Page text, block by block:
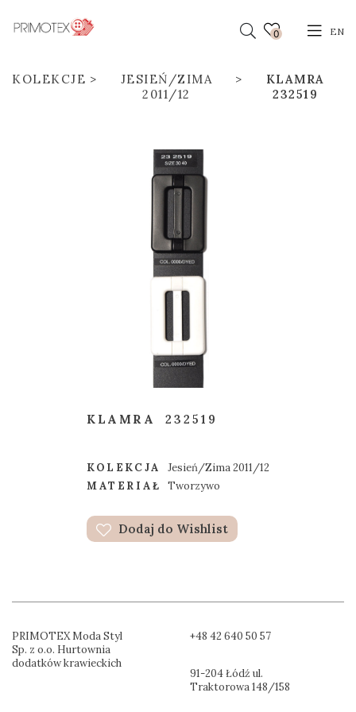
0 EN
KOLEKCJE
JESIEŃ/ZIMA
2011/12
KLAMRA
232519
KLAMRA 232519
KOLEKCJA
Jesień/Zima 2011/12
MATERIAŁ
Tworzywo
Dodaj do Wishlist
PRIMOTEX Moda Styl
Sp. z o.o. Hurtownia
dodatków krawieckich
+48 42 640 50 57
91-204 Łódź ul.
Traktorowa 148/158